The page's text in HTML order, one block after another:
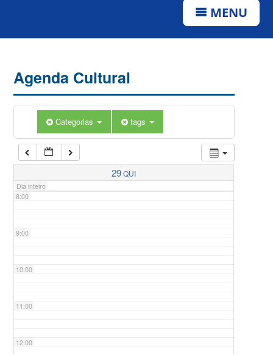
MENU
Agenda Cultural
Categorias tags
29QUI
Dia inteiro
5:00
7:00
8:00
9:00
10:00
11:00
12:00